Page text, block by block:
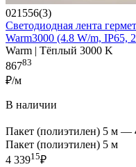
021556(3)
Светодиодная лента
Warm3000 (4.8 W/m, IP65,
Warm | Тёплый 3000 K
86783
₽/м
В наличии
Пакет (полиэтилен) 5 м —
Пакет (полиэтилен) 5 м
4 33915₽